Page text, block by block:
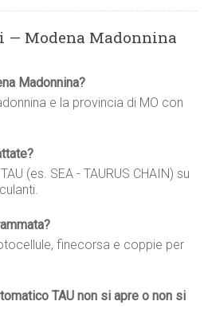
— Modena Madonnina
Madonnina?
e la provincia di MO con
(es. SEA - TAURUS CHAIN) su
finecorsa e coppie per
TAU non si apre o non si